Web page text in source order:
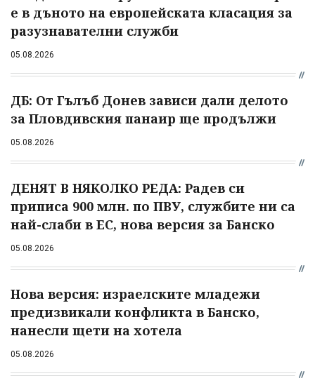
е в дъното на европейската класация за
разузнавателни служби
05.08.2026
ДБ: От Гълъб Донев зависи дали делото
за Пловдивския панаир ще продължи
05.08.2026
ДЕНЯТ В НЯКОЛКО РЕДА: Радев си
приписа 900 млн. по ПВУ, службите ни са
най-слаби в ЕС, нова версия за Банско
05.08.2026
Нова версия: израелските младежи
предизвикали конфликта в Банско,
нанесли щети на хотела
05.08.2026